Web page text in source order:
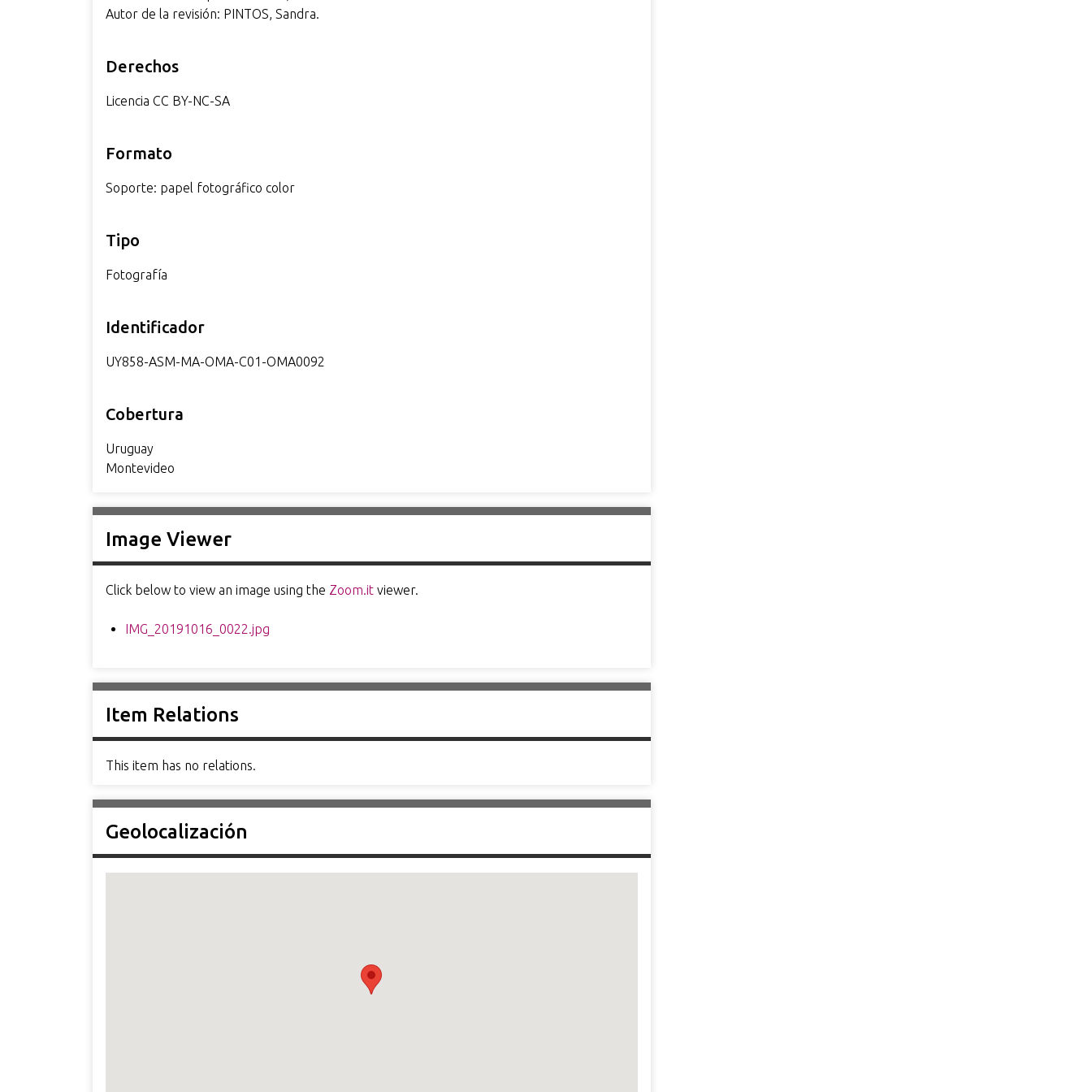
Autor de la revisión: PINTOS, Sandra.
Derechos
Licencia CC BY-NC-SA
Formato
Soporte: papel fotográfico color
Tipo
Fotografía
Identificador
UY858-ASM-MA-OMA-C01-OMA0092
Cobertura
Uruguay
Montevideo
Image Viewer
Click below to view an image using the Zoom.itviewer.
IMG_20191016_0022.jpg
Item Relations
This item has no relations.
Geolocalización